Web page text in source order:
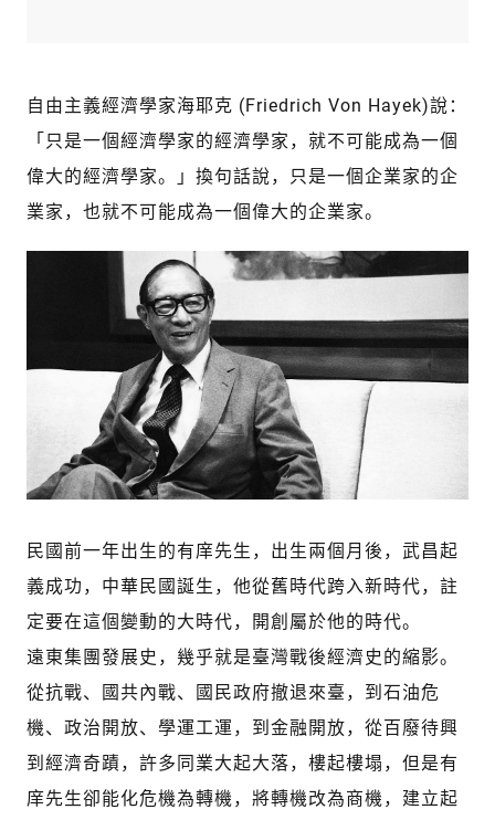
自由主義經濟學家海耶克 (Friedrich Von Hayek)說：
「只是一個經濟學家的經濟學家，就不可能成為一個
偉大的經濟學家。」換句話說，只是一個企業家的企
業家，也就不可能成為一個偉大的企業家。
民國前一年出生的有庠先生，出生兩個月後，武昌起
義成功，中華民國誕生，他從舊時代跨入新時代，註
定要在這個變動的大時代，開創屬於他的時代。
遠東集團發展史，幾乎就是臺灣戰後經濟史的縮影。
從抗戰、國共內戰、國民政府撤退來臺，到石油危
機、政治開放、學運工運，到金融開放，從百廢待興
到經濟奇蹟，許多同業大起大落，樓起樓塌，但是有
庠先生卻能化危機為轉機，將轉機改為商機，建立起